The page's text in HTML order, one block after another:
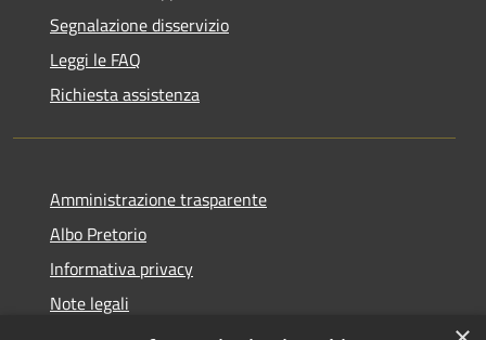
Segnalazione disservizio
Leggi le FAQ
Richiesta assistenza
Amministrazione trasparente
Albo Pretorio
Informativa privacy
Note legali